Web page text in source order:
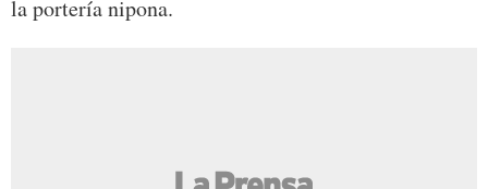
la portería nipona.